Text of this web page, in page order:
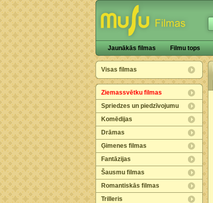
Jaunākās filmas Filmu tops
Visas filmas
Ziemassvētku filmas
Spriedzes un piedzīvojumu
Komēdijas
Drāmas
Ģimenes filmas
Fantāzijas
Šausmu filmas
Romantiskās filmas
Trilleris